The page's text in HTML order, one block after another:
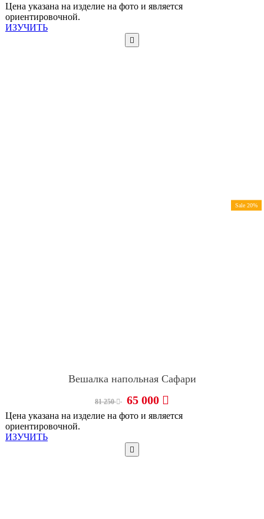
Цена указана на изделие на фото и является
ориентировочной.
ИЗУЧИТЬ
Sale 20%
Вешалка напольная Сафари
81 250 65 000
Цена указана на изделие на фото и является
ориентировочной.
ИЗУЧИТЬ